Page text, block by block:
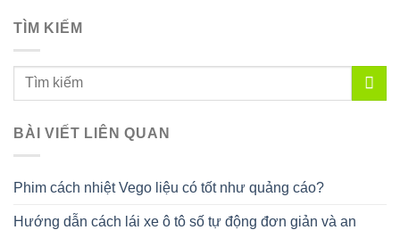
TÌM KIẾM
BÀI VIẾT LIÊN QUAN
Phim cách nhiệt Vego liệu có tốt như quảng cáo?
Hướng dẫn cách lái xe ô tô số tự động đơn giản và an